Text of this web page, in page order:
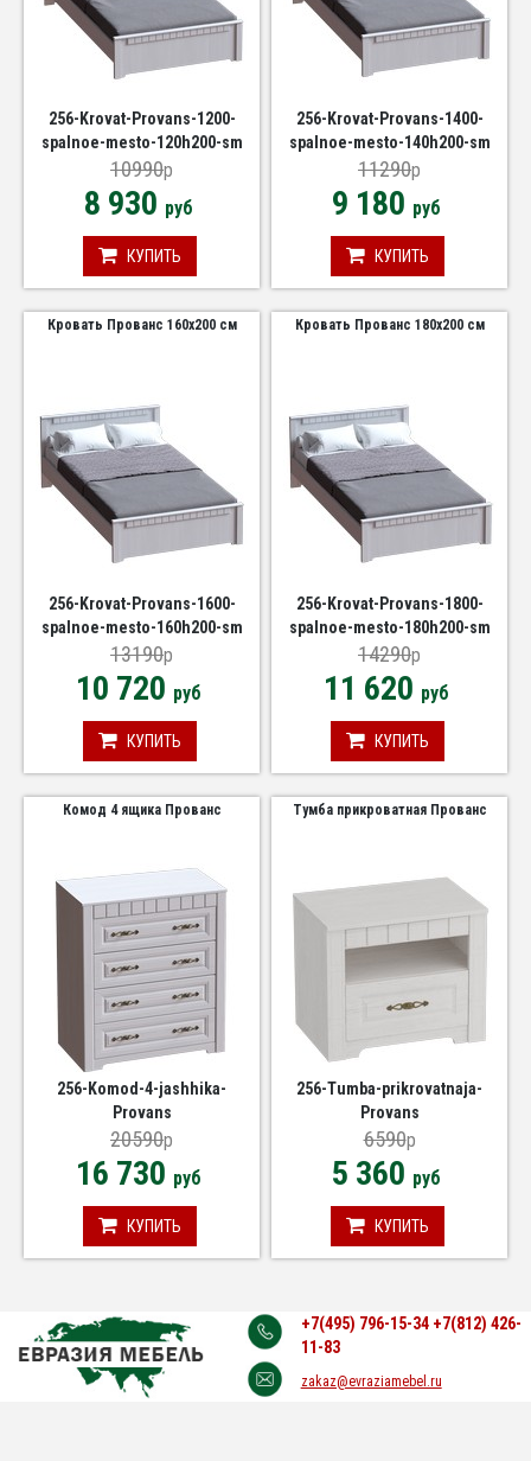
256-Krovat-Provans-1200-
spalnoe-mesto-120h200-sm
10990p
8 930 руб
КУПИТЬ
256-Krovat-Provans-1400-
spalnoe-mesto-140h200-sm
11290p
9 180 руб
КУПИТЬ
Кровать Прованс 160х200 см
256-Krovat-Provans-1600-
spalnoe-mesto-160h200-sm
13190p
10 720 руб
КУПИТЬ
Кровать Прованс 180х200 см
256-Krovat-Provans-1800-
spalnoe-mesto-180h200-sm
14290p
11 620 руб
КУПИТЬ
Комод 4 ящика Прованс
256-Komod-4-jashhika-
Provans
20590p
16 730 руб
КУПИТЬ
Тумба прикроватная Прованс
256-Tumba-prikrovatnaja-
Provans
6590p
5 360 руб
КУПИТЬ
+7(495) 796-15-34 +7(812) 426-
11-83
zakaz@evraziamebel.ru